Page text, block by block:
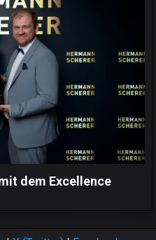
dem Excellence